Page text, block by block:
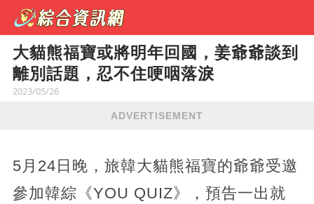
大貓熊福寶或將明年回國，姜爺爺談到
離別話題，忍不住哽咽落淚
2023/05/26
ADVERTISEMENT
5月24日晚，旅韓大貓熊福寶的爺爺受邀
參加韓綜《YOU QUIZ》，預告一出就